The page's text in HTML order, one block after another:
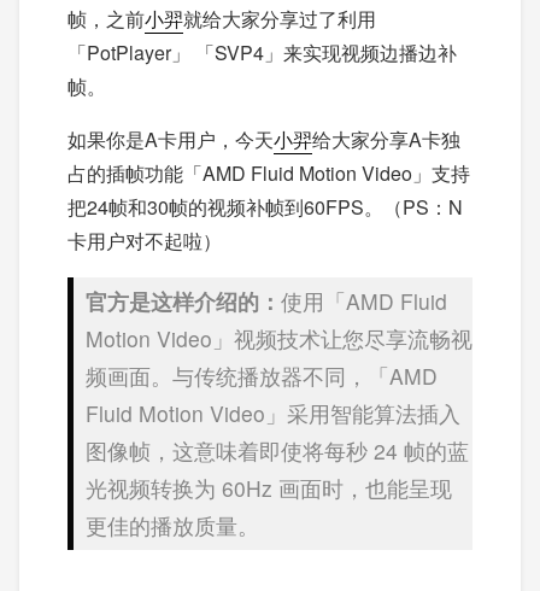
帧，之前小羿就给大家分享过了利用
「PotPlayer」 「SVP4」来实现视频边播边补
帧。
如果你是A卡用户，今天小羿给大家分享A卡独
占的插帧功能「AMD Fluid Motion Video」支持
把24帧和30帧的视频补帧到60FPS。（PS：N
卡用户对不起啦）
官方是这样介绍的： 使用「AMD Fluid
Motion Video」视频技术让您尽享流畅视
频画面。与传统播放器不同，「AMD
Fluid Motion Video」采用智能算法插入
图像帧，这意味着即使将每秒 24 帧的蓝
光视频转换为 60Hz 画面时，也能呈现
更佳的播放质量。